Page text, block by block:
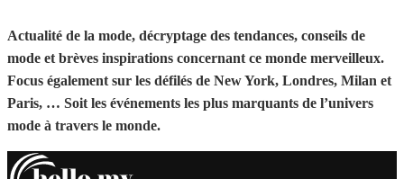
Actualité de la mode, décryptage des tendances, conseils de
mode et brèves inspirations concernant ce monde merveilleux.
Focus également sur les défilés de New York, Londres, Milan et
Paris, … Soit les événements les plus marquants de l’univers
mode à travers le monde.